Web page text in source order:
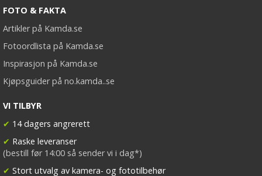
FOTO & FAKTA
Artikler på Kamda.se
Fotoordlista på Kamda.se
Inspirasjon på Kamda.se
Kjøpsguider på no.kamda..se
VI TILBYR
✔ 14 dagers angrerett
✔ Raske leveranser
(bestill før 14:00 så sender vi i dag*)
✔ Stort utvalg av kamera- og fototilbehør